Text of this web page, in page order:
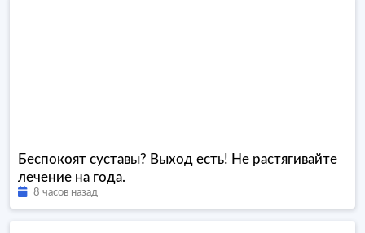
Беспокоят суставы? Выход есть! Не растягивайте
лечение на года.
8 часов назад